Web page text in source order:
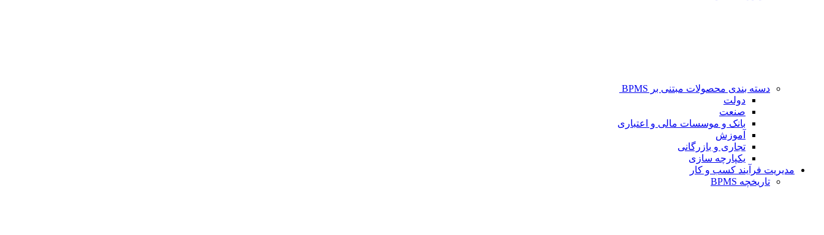
دسته بندی محصولات مبتنی بر BPMS
دولت
صنعت
بانک و موسسات مالی و اعتباری
آموزش
تجاری و بازرگانی
یکپارچه سازی
مدیریت فرآیند کسب و کار
تاریخچه BPMS